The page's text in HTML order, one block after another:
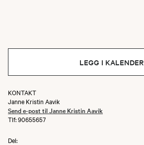
LEGG I KALENDER
KONTAKT
Janne Kristin Aavik
Send e-post til Janne Kristin Aavik
Tlf: 90655657
Del: